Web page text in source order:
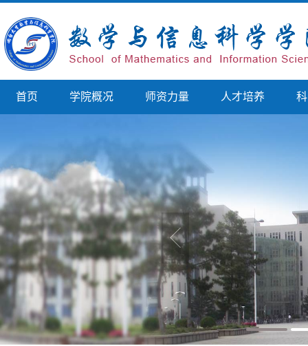
首页 学院概况 师资力量 人才培养